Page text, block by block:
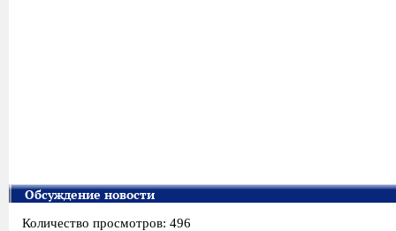
Обсуждение новости
Количество просмотров: 496